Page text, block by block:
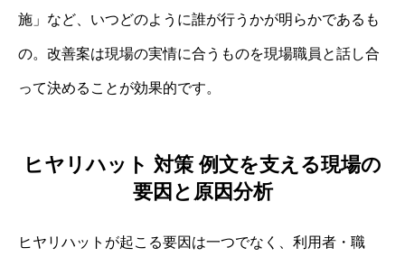
施」など、いつどのように誰が行うかが明らかであるも
の。改善案は現場の実情に合うものを現場職員と話し合
って決めることが効果的です。
ヒヤリハット 対策 例文を支える現場の
要因と原因分析
ヒヤリハットが起こる要因は一つでなく、利用者・職